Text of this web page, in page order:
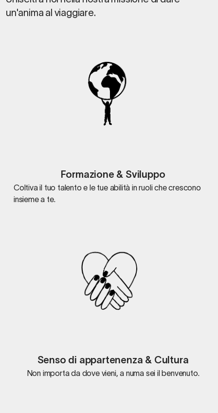
un'anima al viaggiare.
Formazione & Sviluppo
Coltiva il tuo talento e le tue abilità in ruoli che crescono
insieme a te.
Senso di appartenenza & Cultura
Non importa da dove vieni, a numa sei il benvenuto.